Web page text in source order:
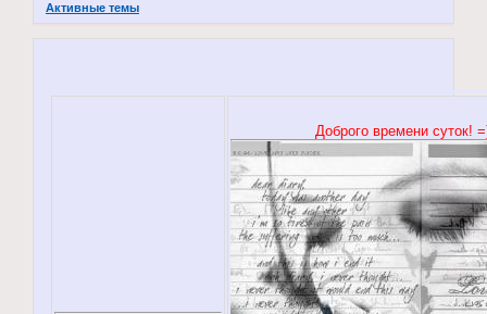
Активные темы
Доброго времени суток!